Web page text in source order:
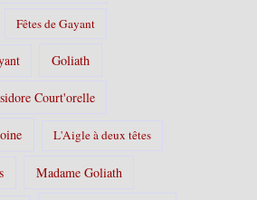
Fêtes de Gayant
Goliath
Court'orelle
L'Aigle à deux têtes
Madame Goliath